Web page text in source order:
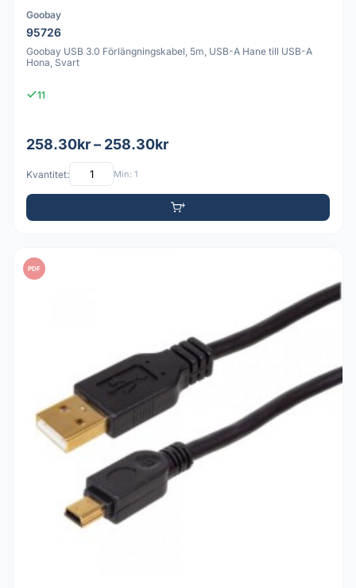
Goobay
95726
Goobay USB 3.0 Förlängningskabel, 5m, USB-A Hane till USB-A
Hona, Svart
11
258.30kr – 258.30kr
Kvantitet: Min: 1
PDF